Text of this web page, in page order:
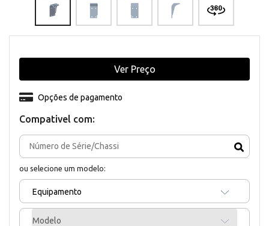
Compativel com:
ou selecione um modelo:
Equipamento
Modelo
Opções de pagamento
Ver Preço